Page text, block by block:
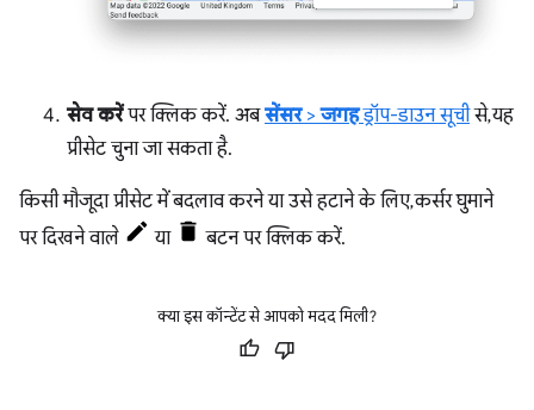
सेव करेंपर क्लिक करें. अबसेंसर>जगहड्रॉप-डाउन सूचीसे, यह
प्रीसेट चुना जा सकता है.
किसी मौजूदा प्रीसेट में बदलाव करने या उसे हटाने के लिए, कर्सर घुमाने
पर दिखने वाले
या बटन पर क्लिक करें.
क्या इस कॉन्टेंट से आपको मदद मिली?